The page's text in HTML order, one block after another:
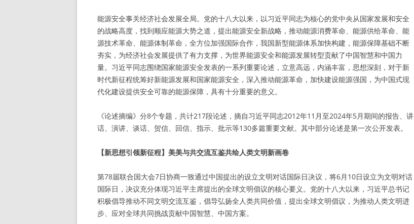
能源安全事关经济社会发展全局。党的十八大以来，以习近平同志为核心的党中央从国家发展和安全
的战略高度，找到顺应能源大势之道，提出能源安全新战略，推动能源消费革命、能源供给革命、能
源技术革命、能源体制革命，全方位加强国际合作，我国新型能源体系加快构建，能源保障基础不断
夯实，为经济社会发展提供了有力支撑，为世界能源安全和能源发展转型贡献了中国智慧和中国力
量。习近平同志围绕国家能源安全发表的一系列重要论述，立意高远，内涵丰富，思想深刻，对于新
时代新征程统筹好新能源发展和国家能源安全，深入推动能源革命，加快建设能源强国，为中国式现
代化建设提供安全可靠的能源保障，具有十分重要的意义。
《论述摘编》分8个专题，共计217段论述，摘自习近平同志2012年11月至2024年5月期间的报告、讲
话、演讲、谈话、贺信、回信、指示、批示等130多篇重要文献。其中部分论述是第一次公开发表。
【新思想引领新征程】美美与共交流互鉴共绘人类文明新画卷
第78届联合国大会7日协商一致通过中国提出的设立文明对话国际日决议，将6月10日设立为文明对话
国际日，决议充分体现习近平主席提出的全球文明倡议的核心要义。党的十八大以来，习近平总书记
积极倡导推动不同文明交流互鉴，倡导弘扬全人类共同价值，提出全球文明倡议，为推动人类文明进
步、应对全球共同挑战贡献中国智慧、中国方案。